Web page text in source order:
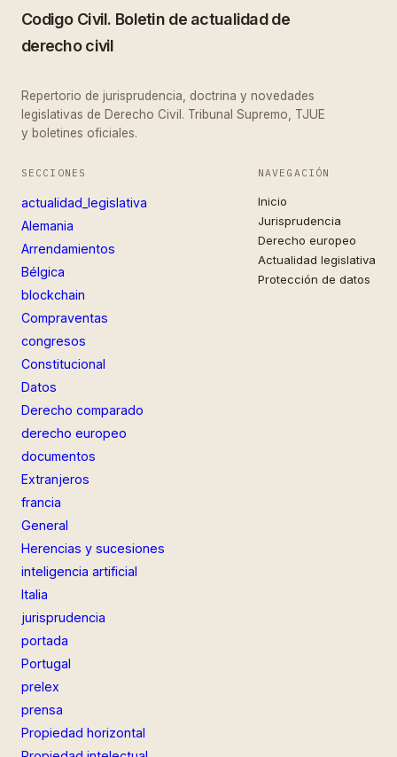
Codigo Civil. Boletin de actualidad de
derecho civil
Repertorio de jurisprudencia, doctrina y novedades
legislativas de Derecho Civil. Tribunal Supremo, TJUE
y boletines oficiales.
SECCIONES
actualidad_legislativa
Alemania
Arrendamientos
Bélgica
blockchain
Compraventas
congresos
Constitucional
Datos
Derecho comparado
derecho europeo
documentos
Extranjeros
francia
General
Herencias y sucesiones
inteligencia artificial
Italia
jurisprudencia
portada
Portugal
prelex
prensa
Propiedad horizontal
NAVEGACIÓN
Inicio
Jurisprudencia
Derecho europeo
Actualidad legislativa
Protección de datos